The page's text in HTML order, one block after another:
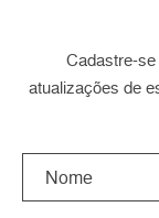
Cadastre-
atualizações de